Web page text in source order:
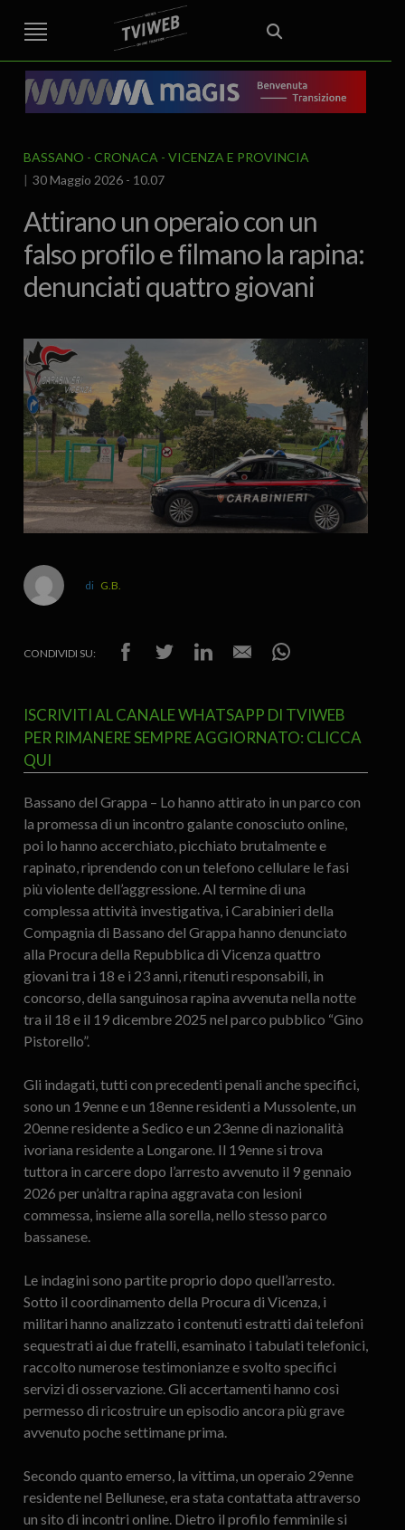
STREET TG CRONACA VENETO
VICENZA E PROVINCIA
AREA BERICA
ECONOMIA ATTUALITA’ POLITICA
EDITORIALE ITALIA E MONDO CURIOSITÀ – LIFESTYLE
CULTURA ARTE
SPORT
IL GRAFFIO FOOD & DRINK
BASSANO CRONACA
VICENZA E PROVINCIA
30 Maggio 2026 - 10.07
Attirano un operaio con un
falso profilo e filmano la rapina:
denunciati quattro giovani
G.B.
CONDIVIDI SU:
ISCRIVITI AL CANALE WHATSAPP DI TVIWEB
PER RIMANERE SEMPRE AGGIORNATO: CLICCA
QUI
Bassano del Grappa – Lo hanno attirato in un parco con
la promessa di un incontro galante conosciuto online,
poi lo hanno accerchiato, picchiato brutalmente e
rapinato, riprendendo con un telefono cellulare le fasi
più violente dell’aggressione. Al termine di una
complessa attività investigativa, i Carabinieri della
Compagnia di Bassano del Grappa hanno denunciato
alla Procura della Repubblica di Vicenza quattro
giovani tra i 18 e i 23 anni, ritenuti responsabili, in
concorso, della sanguinosa rapina avvenuta nella notte
tra il 18 e il 19 dicembre 2025 nel parco pubblico “Gino
Pistorello”.
Gli indagati, tutti con precedenti penali anche specifici,
sono un 19enne e un 18enne residenti a Mussolente, un
20enne residente a Sedico e un 23enne di nazionalità
ivoriana residente a Longarone. Il 19enne si trova
tuttora in carcere dopo l’arresto avvenuto il 9 gennaio
2026 per un’altra rapina aggravata con lesioni
commessa, insieme alla sorella, nello stesso parco
bassanese.
Le indagini sono partite proprio dopo quell’arresto.
Sotto il coordinamento della Procura di Vicenza, i
militari hanno analizzato i contenuti estratti dai telefoni
sequestrati ai due fratelli, esaminato i tabulati telefonici,
raccolto numerose testimonianze e svolto specifici
servizi di osservazione. Gli accertamenti hanno così
permesso di ricostruire un episodio ancora più grave
avvenuto poche settimane prima.
Secondo quanto emerso, la vittima, un operaio 29enne
residente nel Bellunese, era stata contattata attraverso
un sito di incontri online. Dietro il profilo femminile si